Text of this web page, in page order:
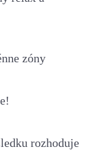
zóny
rozhoduje